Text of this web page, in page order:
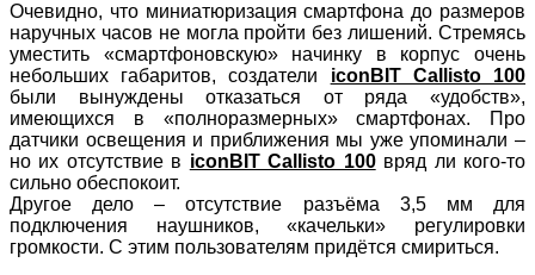
Очевидно, что миниатюризация смартфона до размеров
наручных часов не могла пройти без лишений. Стремясь
уместить «смартфоновскую» начинку в корпус очень
небольших габаритов, создатели iconBIT Callisto 100
были вынуждены отказаться от ряда «удобств»,
имеющихся в «полноразмерных» смартфонах. Про
датчики освещения и приближения мы уже упоминали –
но их отсутствие в iconBIT Callisto 100вряд ли кого-то
сильно обеспокоит.
Другое дело – отсутствие разъёма 3,5 мм для
подключения наушников, «качельки» регулировки
громкости. С этим пользователям придётся смириться.